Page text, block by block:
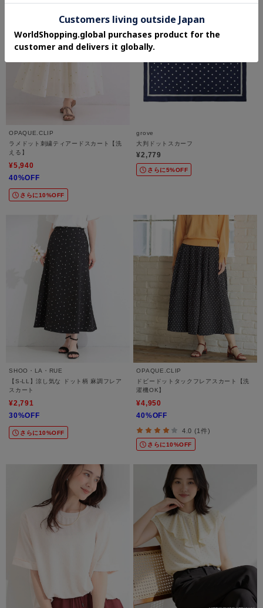
OPAQUE.CLIP
ラメドット刺繍ティアードスカート【洗
える】
¥5,940
40%OFF
さらに10%OFF
grove
大判ドットスカーフ
¥2,779
さらに5%OFF
SHOO・LA・RUE
【S-LL】涼し気な ドット柄 麻調フレア
スカート
¥2,791
30%OFF
さらに10%OFF
OPAQUE.CLIP
ドビードットタックフレアスカート【洗
濯機OK】
¥4,950
40%OFF
4.0 (1件)
さらに10%OFF